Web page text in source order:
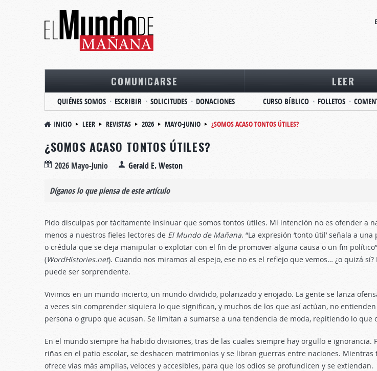
COMUNICARSE
QUIÉNES SOMOS ESCRIBIR SOLICITUDES DONACIONES
LEER
CURSO BÍBLICO FOLLETOS
INICIO LEER REVISTAS 2026 MAYO-JUNIO
¿SOMOS ACASO TONTOS ÚTILES?
¿SOMOS ACASO TONTOS ÚTILES?
2026 Mayo-Junio Gerald E. Weston
Díganos lo que piensa de este artículo
Pido disculpas por tácitamente insinuar que somos tontos útiles. Mi intención no es ofender a
menos a nuestros fieles lectores de El Mundo de Mañana. “La expresión ‘tonto útil’ señala a
o crédula que se deja manipular o explotar con el fin de promover alguna causa o un fin político”
(WordHistories.net). Cuando nos miramos al espejo, ese no es el reflejo que vemos… ¿o quizá sí?
puede ser sorprendente.
Vivimos en un mundo incierto, un mundo dividido, polarizado y enojado. La gente se lanza
a veces sin comprender siquiera lo que significan, y muchos de los que así actúan, no
persona o grupo que acusan. Se limitan a sumarse a una tendencia de moda, repitiendo lo que
En el mundo siempre ha habido divisiones, tras de las cuales siempre hay orgullo e ignorancia.
riñas en el patio escolar, se deshacen matrimonios y se libran guerras entre naciones.
ofrece vías más amplias, veloces y accesibles, para que los odios se profundicen y se extiendan.